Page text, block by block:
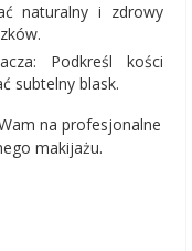
naturalny i zdrowy
Podkreśl kości
subtelny blask.
na profesjonalne
makijażu.